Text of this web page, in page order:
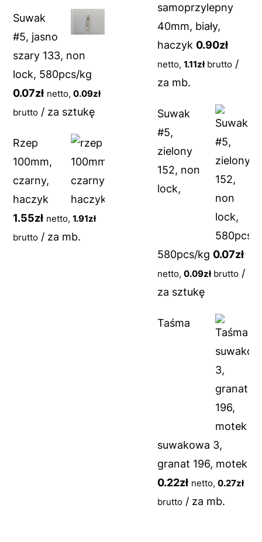
Suwak
#5, jasno
szary 133, non
lock, 580pcs/kg
0.07zł netto,0.09zł
brutto / za sztukę
Rzep
100mm,
czarny,
haczyk
1.55zł netto,1.91zł
brutto / za mb.
samoprzylepny
40mm, biały,
haczyk 0.90zł
netto, 1.11złbrutto /
za mb.
Suwak
#5,
zielony
152, non
lock,
580pcs/kg 0.07zł
netto, 0.09złbrutto /
za sztukę
Taśma
suwakowa 3,
granat 196, motek
0.22zł netto, 0.27zł
brutto / za mb.